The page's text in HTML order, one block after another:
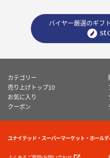
バイヤー厳選のギフ
カテゴリー
売り上げトップ10
お気に入り
クーポン
ユナイテッド・スーパーマーケット・ホールデ